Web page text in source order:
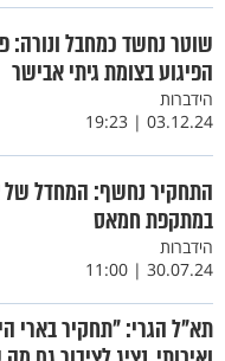
שוטר נחשד כמחבל ונורה:
הפיגוע בצומת גיתי אבישר
הידברות
03.12.24 | 19:23
התחקיר נחשף: המחדל של
במתקפת חמאס
הידברות
30.07.24 | 11:00
תא"ל הגרי: "תחקיר בארי